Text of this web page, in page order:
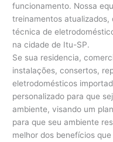
funcionamento. Nossa
treinamentos atualizados,
técnica de
na cidade de Itu-SP.
Se sua residencia,
instalações, consertos,
eletrodomésticos
personalizado para que
ambiente, visando um
para que seu ambiente
melhor dos benefícios